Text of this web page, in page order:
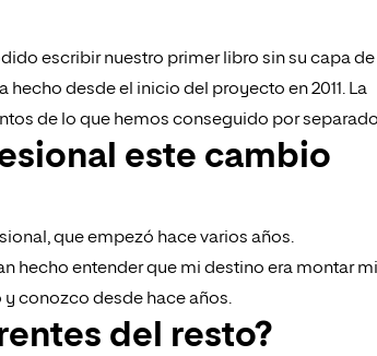
escribir nuestro primer libro sin su capa de
desde el inicio del proyecto en 2011. La
de lo que hemos conseguido por
este cambio
que empezó hace varios años.
hecho entender que mi destino era montar mi
conozco desde hace años.
del resto?